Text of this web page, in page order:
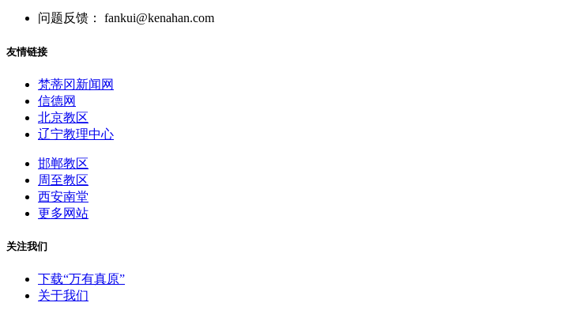
问题反馈： fankui@kenahan.com
友情链接
梵蒂冈新闻网
信德网
北京教区
辽宁教理中心
邯郸教区
周至教区
西安南堂
更多网站
关注我们
下载“万有真原”
关于我们